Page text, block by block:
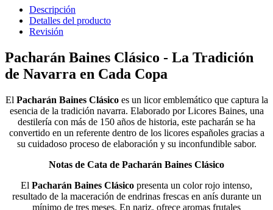
Descripción
Detalles del producto
Revisión
Pacharán Baines Clásico - La Tradición
de Navarra en Cada Copa
El Pacharán Baines Clásicoes un licor emblemático que captura la
esencia de la tradición navarra. Elaborado por Licores Baines, una
destilería con más de 150 años de historia, este pacharán se ha
convertido en un referente dentro de los licores españoles gracias a
su cuidadoso proceso de elaboración y su inconfundible sabor.
Notas de Cata de Pacharán Baines Clásico
El Pacharán Baines Clásico presenta un color rojo intenso,
resultado de la maceración de endrinas frescas en anís durante un
mínimo de tres meses. En nariz, ofrece aromas frutales